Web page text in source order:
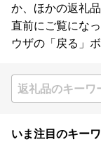
か、ほかの返礼
直前にご覧にな
ウザの「戻る」
いま注目のキー